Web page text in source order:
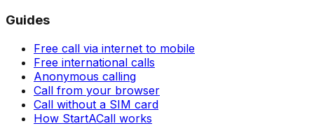
Guides
Free call via internet to mobile
Free international calls
Anonymous calling
Call from your browser
Call without a SIM card
How StartACall works